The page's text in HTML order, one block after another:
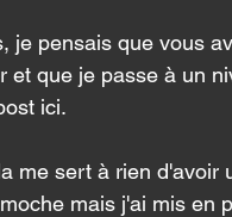
je pensais que vous
et que je passe à un
ici.
me sert à rien d'avoir
mais j'ai mis en